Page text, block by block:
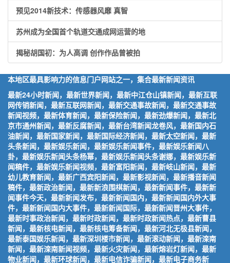
预见2014新技术：传感器风靡 真智
苏州成为全国首个轨道交通成网运营的地
揭秘胡国初：为人高调 创作作品曾被拍
本地区最具影响力的信息门户网站之一，集合最新新闻资讯
最新24小时新闻，最新世界新闻，最新中江仓山镇新闻，最新互联
网传销新闻，最新互联网新闻，最新交通事故新闻，最新交通事故
新闻视频，最新体育新闻，最新保险新闻，最新劲爆新闻，最新北
京市通州新闻，最新反腐新闻，最新台湾新闻龙卷风，最新国内石
油新闻，最新国家新闻，最新国际经济新闻，最新太空新闻，最新
头条新闻，最新娱乐新闻，最新娱乐新闻事件，最新娱乐新闻八
卦，最新娱乐新闻头条杨幂，最新娱乐新闻头条谢娜，最新娱乐新
闻稿件，最新娱乐新闻视频，最新富阳新闻，最新岐山新闻，最新
幼儿教育新闻，最新广西宾阳新闻，最新影视新闻，最新播音新闻
稿件，最新政治新闻，最新新浪围棋新闻，最新新闻事件，最新新
闻事件今天，最新新闻发布，最新新闻国内，最新新闻国内外大事
件，最新新闻国内大事件，最新新闻国际，最新新闻晋州大事件，
最新时事政治新闻，最新时政新闻，最新时政新闻热点，最新曹县
新闻，最新核电新闻，最新核电筹备新闻，最新河北无极县新闻，
最新泰国娱乐新闻，最新深圳楼市新闻，最新滚动新闻，最新滦南
新闻，最新滦南新闻视频，最新火灾新闻，最新熔岩灯新闻，最新
物业新闻，最新环球新闻，最新电信诈骗新闻，最新电子商务新